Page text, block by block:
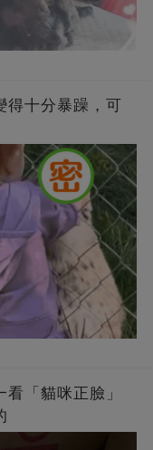
得十分暴躁，可
「貓咪正臉」